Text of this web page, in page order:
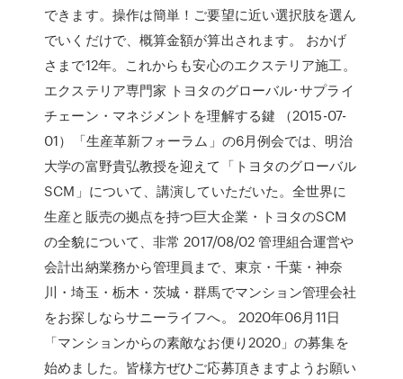
できます。操作は簡単！ご要望に近い選択肢を選ん
でいくだけで、概算金額が算出されます。 おかげ
さまで12年。これからも安心のエクステリア施工。
エクステリア専門家 トヨタのグローバル･サプライ
チェーン・マネジメントを理解する鍵 （2015-07-
01）「生産革新フォーラム」の6月例会では、明治
大学の富野貴弘教授を迎えて「トヨタのグローバル
SCM」について、講演していただいた。全世界に
生産と販売の拠点を持つ巨大企業・トヨタのSCM
の全貌について、非常 2017/08/02 管理組合運営や
会計出納業務から管理員まで、東京・千葉・神奈
川・埼玉・栃木・茨城・群馬でマンション管理会社
をお探しならサニーライフへ。 2020年06月11日
「マンションからの素敵なお便り2020」の募集を
始めました。皆様方ぜひご応募頂きますようお願い